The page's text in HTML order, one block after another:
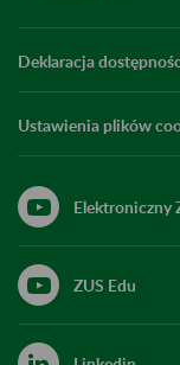
Deklaracja
Ustawienia plików
Elektroniczny
ZUS Edu